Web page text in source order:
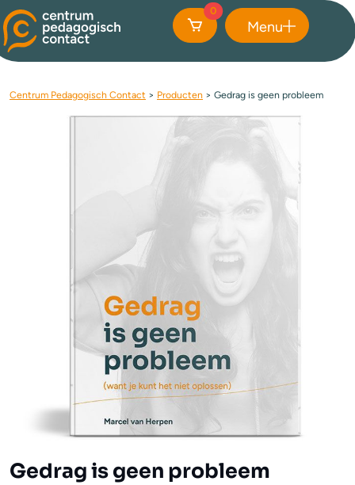
0
Menu
Centrum Pedagogisch Contact > Producten > Gedrag is geen probleem
Gedrag is geen probleem